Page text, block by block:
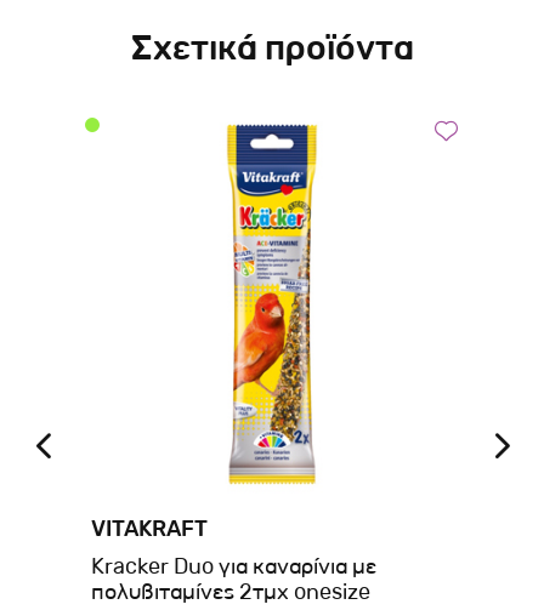
Σχετικά προϊόντα
VITAKRAFT
Kracker Duo για καναρίνια με
πολυβιταμίνες 2τμχ onesize